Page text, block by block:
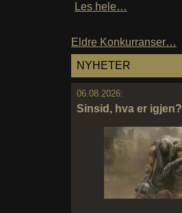
Les hele…
Eldre Konkurranser…
NYHETER
06.08.2026:
Sinsid, hva er igjen?